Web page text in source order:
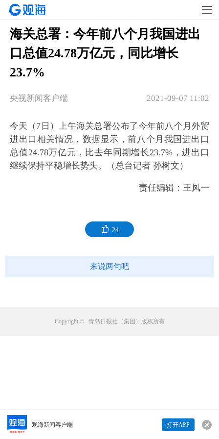
观海新闻客户端 打开APP
海关总署：今年前八个月我国进出
口总值24.78万亿元，同比增长
23.7%
2021-09-07 11:02
央视新闻客户端
今天（7日）上午海关总署公布了今年前八个月外贸
进出口相关情况，数据显示，前八个月我国进出口
总值24.78万亿元，比去年同期增长23.7%，进出口
继续保持平稳增长势头。（总台记者 孙树文）
责任编辑：王凤一
24
来说两句吧
来说两句吧...
Copyright © 青岛日报社（集团）版权所有